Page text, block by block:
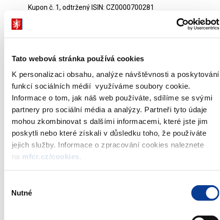
Tato webová stránka používá cookies
K personalizaci obsahu, analýze návštěvnosti a poskytování
funkcí sociálních médií využíváme soubory cookie.
Informace o tom, jak náš web používáte, sdílíme se svými
partnery pro sociální média a analýzy. Partneři tyto údaje
mohou zkombinovat s dalšími informacemi, které jste jim
poskytli nebo které získali v důsledku toho, že používáte
jejich služby. Informace o zpracování cookies naleznete
na mfcr.cz/cookies
souhlasu
Nutné
Kupon č. 1, odtržený ISIN: CZ0000700281
Kupon č. 5, odtržený ISIN: CZ0000700323
Kupon č. 7, odtržený ISIN: CZ0000700349
Kupon č. 8, odtržený ISIN: CZ0000700356
Kupon č. 9, odtržený ISIN: CZ0000700364
Kupon č. 10, odtržený ISIN: CZ0000700372
Jistina, odtržená ISIN: CZ0000700273.
Dluhopisy jsou vydávány podle § 1 zákona č. 122/2003 Sb.,
o státním dluhopisovém programu na úhradu jistin
finančních prostředků na poskytnutí návratné finanční
výpomoci ze státního rozpočtu ke krytí výplaty náhrad ze